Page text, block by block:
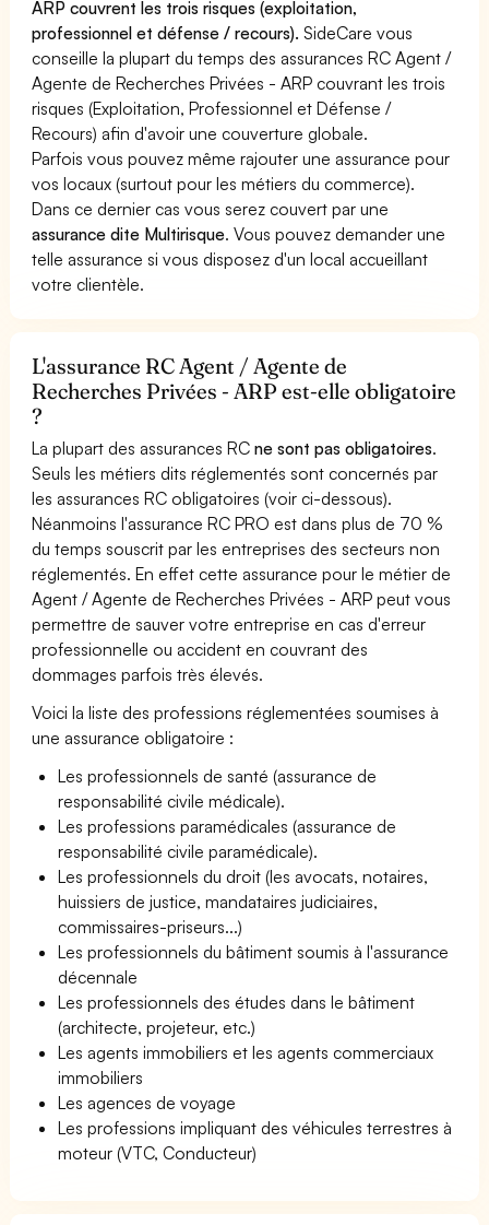
ARP couvrent les trois risques (exploitation,
professionnel et défense / recours). SideCare vous
conseille la plupart du temps des assurances RC Agent /
Agente de Recherches Privées - ARP couvrant les trois
risques (Exploitation, Professionnel et Défense /
Recours) afin d'avoir une couverture globale.
Parfois vous pouvez même rajouter une assurance pour
vos locaux (surtout pour les métiers du commerce).
Dans ce dernier cas vous serez couvert par une
assurance dite Multirisque. Vous pouvez demander une
telle assurance si vous disposez d'un local accueillant
votre clientèle.
L'assurance RC Agent / Agente de
Recherches Privées - ARP est-elle obligatoire
?
La plupart des assurances RCne sont pas obligatoires.
Seuls les métiers dits réglementés sont concernés par
les assurances RC obligatoires (voir ci-dessous).
Néanmoins l'assurance RC PRO est dans plus de 70 %
du temps souscrit par les entreprises des secteurs non
réglementés. En effet cette assurance pour le métier de
Agent / Agente de Recherches Privées - ARP peut vous
permettre de sauver votre entreprise en cas d'erreur
professionnelle ou accident en couvrant des
dommages parfois très élevés.
Voici la liste des professions réglementées soumises à
une assurance obligatoire :
Les professionnels de santé (assurance de
responsabilité civile médicale).
Les professions paramédicales (assurance de
responsabilité civile paramédicale).
Les professionnels du droit (les avocats, notaires,
huissiers de justice, mandataires judiciaires,
commissaires-priseurs...)
Les professionnels du bâtiment soumis à l'assurance
décennale
Les professionnels des études dans le bâtiment
(architecte, projeteur, etc.)
Les agents immobiliers et les agents commerciaux
immobiliers
Les agences de voyage
Les professions impliquant des véhicules terrestres à
moteur (VTC, Conducteur)